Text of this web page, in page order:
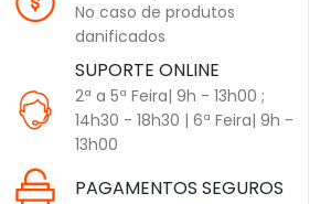
No caso de produtos
danificados
SUPORTE ONLINE
2ª a 5ª Feira| 9h - 13h00 ;
14h30 - 18h30 | 6ª Feira| 9h -
13h00
PAGAMENTOS SEGUROS